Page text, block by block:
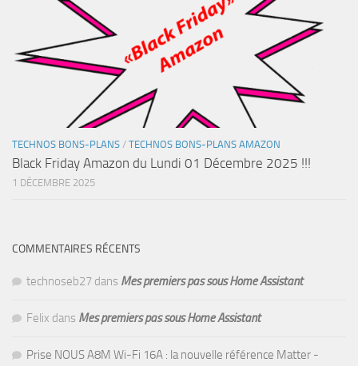
TECHNOS BONS-PLANS / TECHNOS BONS-PLANS AMAZON
Black Friday Amazon du Lundi 01 Décembre 2025 !!!
1 DÉCEMBRE 2025
COMMENTAIRES RÉCENTS
technoseb27 dans Mes premiers pas sous Home Assistant
Felix dans Mes premiers pas sous Home Assistant
Prise NOUS A8M Wi-Fi 16A : la nouvelle référence Matter -